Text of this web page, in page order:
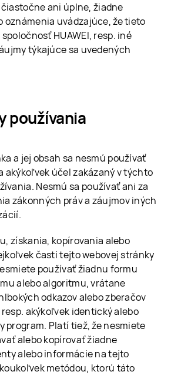
ani úplne, žiadne
oznámenia uvádzajúce, že tieto
HUAWEI, resp. iné
týkajúce sa uvedených
používania
a jej obsah sa nesmú používať
akýkoľvek účel zakázaný v týchto
Nesmú sa používať ani za
zákonných práv a záujmov iných
získania, kopírovania alebo
časti tejto webovej stránky
používať žiadnu formu
alebo algoritmu, vrátane
odkazov alebo zberačov
akýkoľvek identický alebo
program. Platí tiež, že nesmiete
alebo kopírovať žiadne
alebo informácie na tejto
metódou, ktorú táto